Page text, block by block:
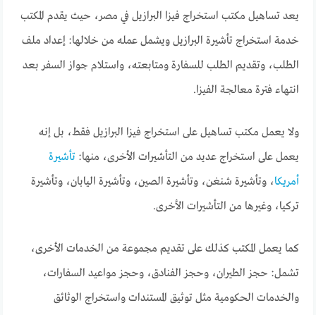
يعد تساهيل مكتب استخراج فيزا البرازيل في مصر، حيث يقدم المكتب
خدمة استخراج تأشيرة البرازيل ويشمل عمله من خلالها: إعداد ملف
الطلب، وتقديم الطلب للسفارة ومتابعته، واستلام جواز السفر بعد
انتهاء فترة معالجة الفيزا.
ولا يعمل مكتب تساهيل على استخراج فيزا البرازيل فقط، بل إنه
يعمل على استخراج عديد من التأشيرات الأخرى، منها:تأشيرة
أمريكا، وتأشيرة شنغن، وتأشيرة الصين، وتأشيرة اليابان، وتأشيرة
تركيا، وغيرها من التأشيرات الأخرى.
كما يعمل المكتب كذلك على تقديم مجموعة من الخدمات الأخرى،
تشمل: حجز الطيران، وحجز الفنادق، وحجز مواعيد السفارات،
والخدمات الحكومية مثل توثيق المستندات واستخراج الوثائق